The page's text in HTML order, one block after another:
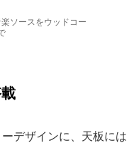
ソースをウッドコー
デザインに、天板には